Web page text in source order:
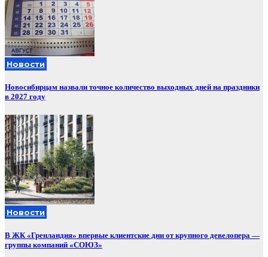
Новости
Новосибирцам назвали точное количество выходных дней на праздники
в 2027 году
Новости
В ЖК «Гренландия» впервые клиентские дни от крупного девелопера —
группы компаний «СОЮЗ»